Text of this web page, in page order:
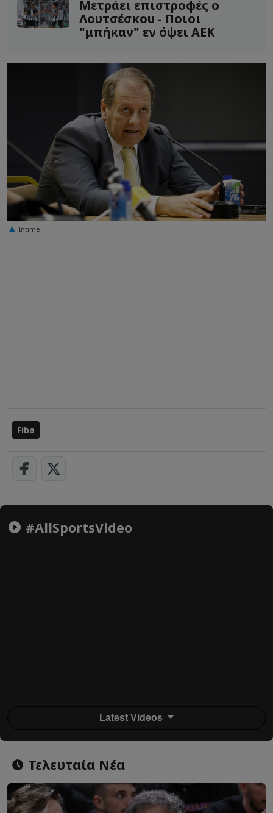
Μετράει επιστροφές ο
Λουτσέσκου - Ποιοι
"μπήκαν" εν όψει ΑΕΚ
Intime
Fiba
#AllSportsVideo
Latest Videos
Τελευταία Νέα